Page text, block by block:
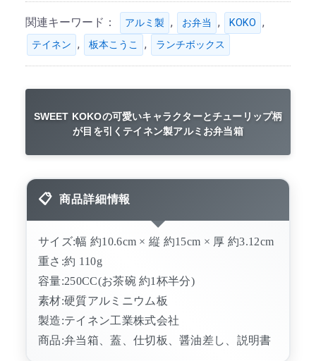
関連キーワード： アルミ製 , お弁当 , KOKO ,
テイネン , 板本こうこ , ランチボックス
SWEET KOKOの可愛いキャラクターとチューリップ柄
が目を引くテイネン製アルミお弁当箱
商品詳細情報
サイズ:幅 約10.6cm × 縦 約15cm × 厚 約3.12cm
重さ:約 110g
容量:250CC(お茶碗 約1杯半分)
素材:硬質アルミニウム板
製造:テイネン工業株式会社
商品:弁当箱、蓋、仕切板、醤油差し、説明書